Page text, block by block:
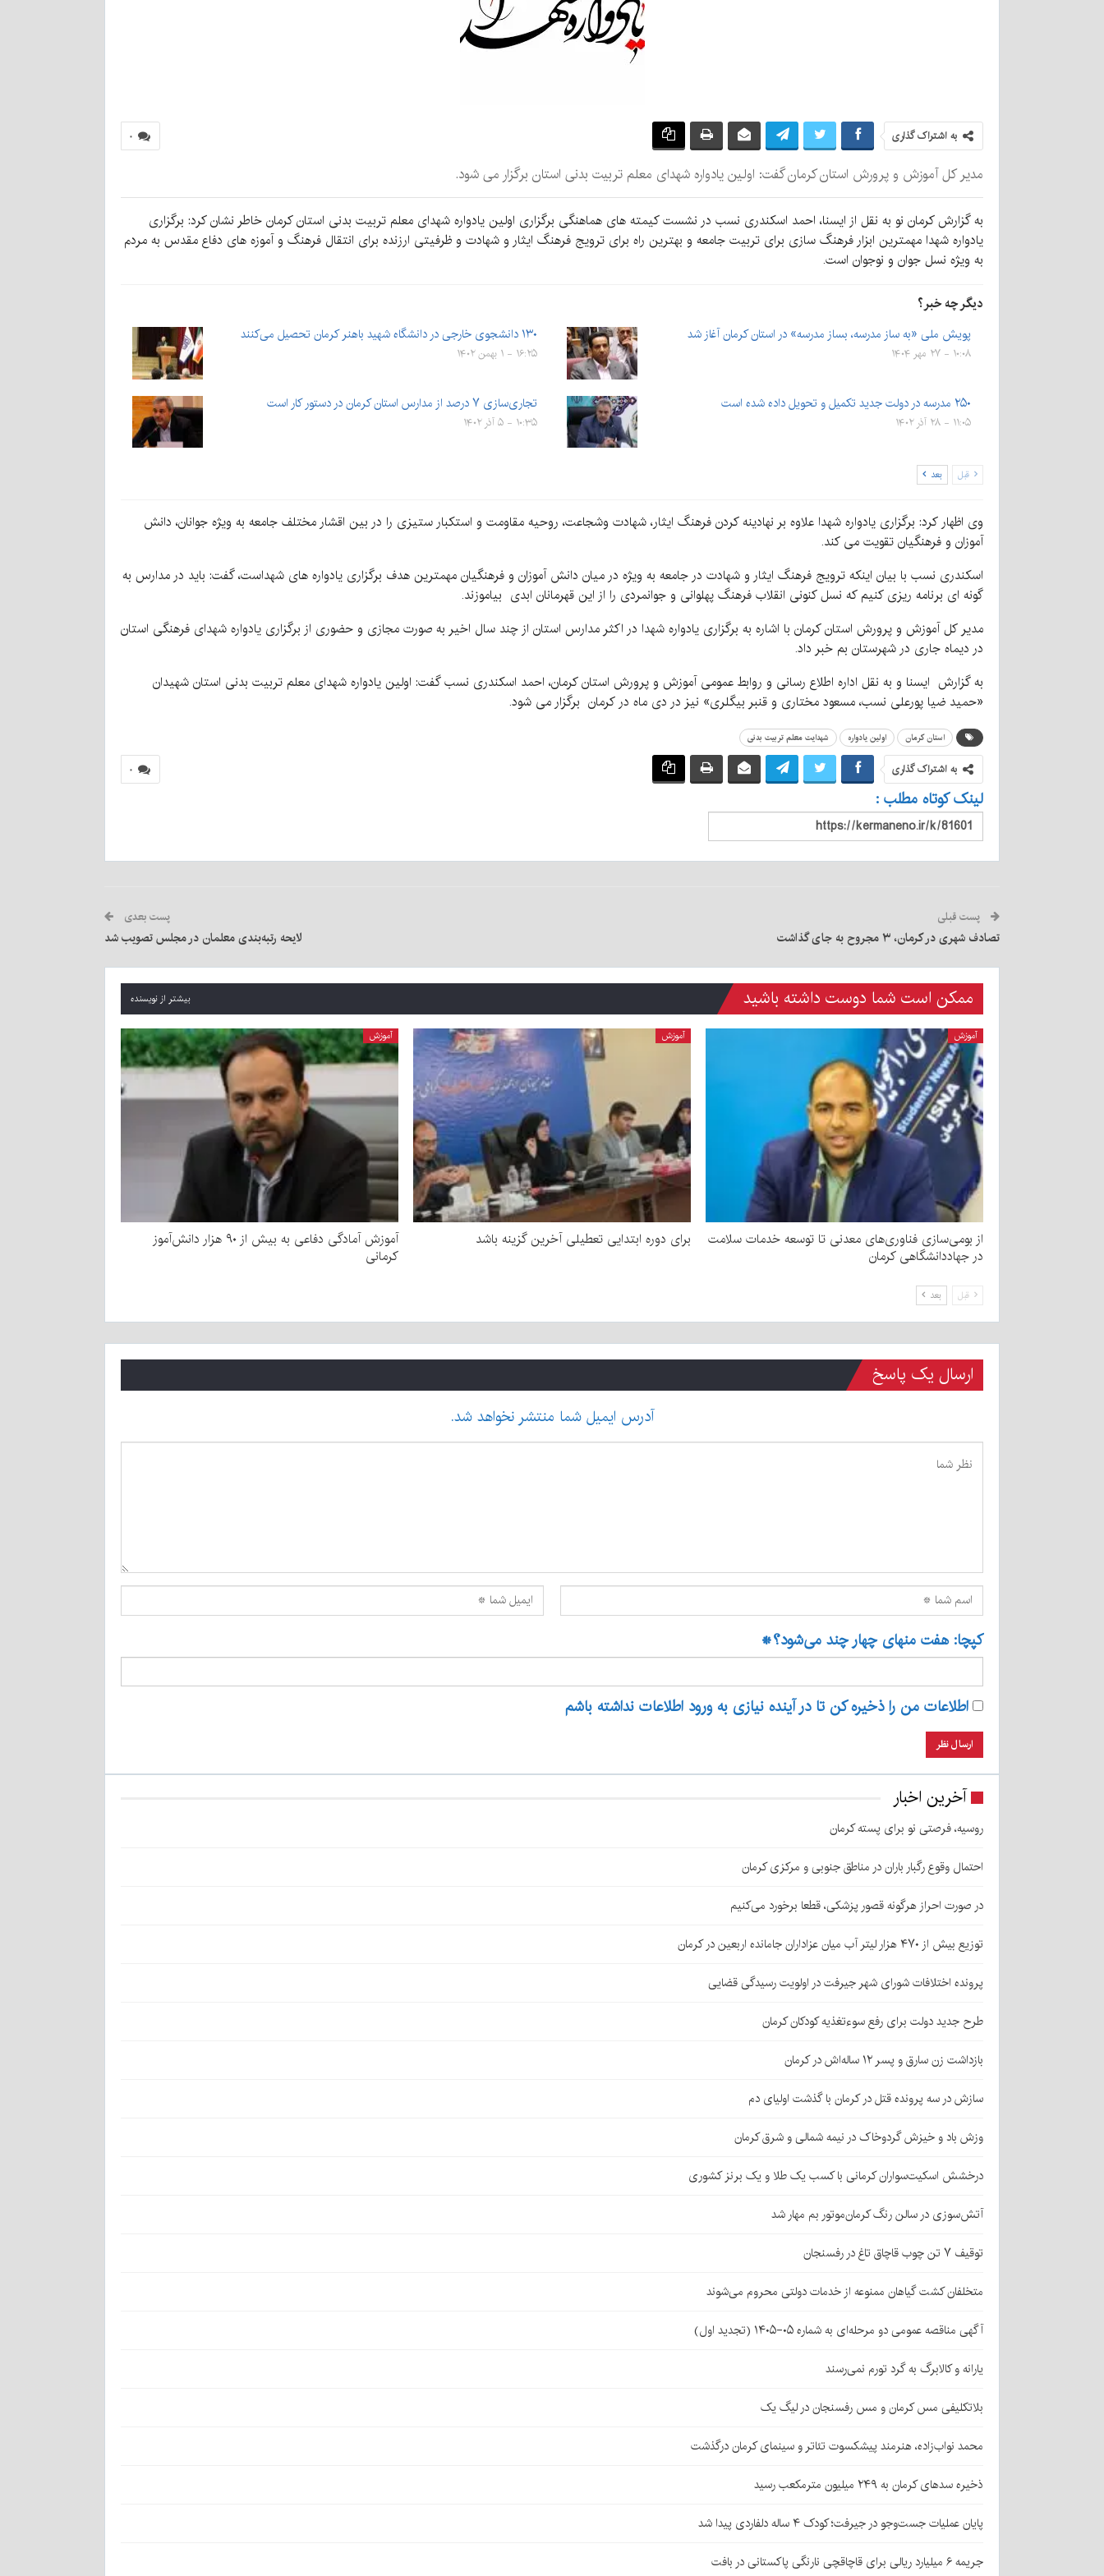
۰ به اشتراک گذاری
مدیر کل آموزش و پرورش استان کرمان گفت: اولین یادواره شهدای معلم تربیت بدنی استان برگزار می شود.
به گزارش کرمان نو به نقل از ایسنا، احمد اسکندری نسب در نشست کیمته های هماهنگی برگزاری اولین یادواره شهدای معلم تربیت بدنی استان کرمان خاطر نشان کرد: برگزاری
یادواره شهدا مهمترین ابزار فرهنگ سازی برای تربیت جامعه و بهترین راه برای ترویج فرهنگ ایثار و شهادت و ظرفیتی ارزنده برای انتقال فرهنگ و آموزه های دفاع مقدس به مردم
به ویژه نسل جوان و نوجوان است.
دیگر چه خبر؟
پویش ملی «به ساز مدرسه، بساز مدرسه» در استان کرمان آغاز شد
۱۰:۰۸ - ۲۷ مهر ۱۴۰۴
۱۳۰ دانشجوی خارجی در دانشگاه شهید باهنر کرمان تحصیل می‌کنند
۱۶:۲۵ - ۱ بهمن ۱۴۰۲
۲۵۰ مدرسه در دولت جدید تکمیل و تحویل داده شده است
۱۱:۰۵ - ۲۸ آذر ۱۴۰۲
تجاری‌سازی ۷ درصد از مدارس استان کرمان در دستور کار است
۱۰:۳۵ - ۵ آذر ۱۴۰۲
قبل بعد
وی اظهار کرد: برگزاری یادواره شهدا علاوه بر نهادینه کردن فرهنگ ایثار، شهادت وشجاعت، روحیه مقاومت و استکبار ستیزی را در بین اقشار مختلف جامعه به ویژه جوانان، دانش
آموزان و فرهنگیان تقویت می کند.
اسکندری نسب با بیان اینکه ترویج فرهنگ ایثار و شهادت در جامعه به ویژه در میان دانش آموزان و فرهنگیان مهمترین هدف برگزاری یادواره های شهداست، گفت: باید در مدارس به
گونه ای برنامه ریزی کنیم که نسل کنونی انقلاب فرهنگ پهلوانی و جوانمردی را از این قهرمانان ابدی بیاموزند.
مدیر کل آموزش و پرورش استان کرمان با اشاره به برگزاری یادواره شهدا در اکثر مدارس استان از چند سال اخیر به صورت مجازی و حضوری از برگزاری یادواره شهدای فرهنگی استان
در دیماه جاری در شهرستان بم خبر داد.
به گزارش ایسنا و به نقل اداره اطلاع رسانی و روابط عمومی آموزش و پرورش استان کرمان، احمد اسکندری نسب گفت: اولین یادواره شهدای معلم تربیت بدنی استان شهیدان
«حمید ضیا پورعلی نسب، مسعود مختاری و قنبر بیگلری» نیز در دی ماه در کرمان برگزار می شود.
استان کرمان اولین یادواره شهدایت معلم تربیت بدنی
۰ به اشتراک گذاری
لینک کوتاه مطلب :
پست قبلی
تصادف شهری در کرمان، ۳ مجروح به جای گذاشت
پست بعدی
لایحه رتبه‌بندی معلمان در مجلس تصویب شد
ممکن است شما دوست داشته باشید بیشتر از نویسنده
آموزش
از بومی‌سازی فناوری‌های معدنی تا توسعه خدمات سلامت
در جهاددانشگاهی کرمان
آموزش
برای دوره ابتدایی تعطیلی آخرین گزینه باشد
آموزش
آموزش آمادگی دفاعی به بیش از ۹۰ هزار دانش‌آموز
کرمانی
قبل بعد
ارسال یک پاسخ
آدرس ایمیل شما منتشر نخواهد شد.
کپچا: هفت منهای چهار چند می‌شود؟*
اطلاعات من را ذخیره کن تا در آینده نیازی به ورود اطلاعات نداشته باشم
آخرین اخبار
روسیه، فرصتی نو برای پسته کرمان
احتمال وقوع رگبار باران در مناطق جنوبی و مرکزی کرمان
در صورت احراز هرگونه قصور پزشکی، قطعا برخورد می‌کنیم
توزیع بیش از ۴۷۰ هزار لیتر آب میان عزاداران جامانده اربعین در کرمان
پرونده اختلافات شورای شهر جیرفت در اولویت رسیدگی قضایی
طرح جدید دولت برای رفع سوءتغذیه کودکان کرمان
بازداشت زن سارق و پسر ۱۲ ساله‌اش در کرمان
سازش در سه پرونده قتل در کرمان با گذشت اولیای دم
وزش باد و خیزش گردوخاک در نیمه شمالی و شرق کرمان
درخشش اسکیت‌سواران کرمانی با کسب یک طلا و یک برنز کشوری
آتش‌سوزی در سالن رنگ کرمان‌موتور بم مهار شد
توقیف ۷ تن چوب قاچاق تاغ در رفسنجان
متخلفان کشت گیاهان ممنوعه از خدمات دولتی محروم می‌شوند
آگهی مناقصه عمومی دو مرحله‌ای به شماره ۰۵-۱۴۰۵ (تجدید اول)
یارانه و کالابرگ به گرد تورم نمی‌رسند
بلاتکلیفی مس کرمان و مس رفسنجان در لیگ یک
محمد نواب‌زاده، هنرمند پیشکسوت تئاتر و سینمای کرمان درگذشت
ذخیره سدهای کرمان به ۲۴۹ میلیون مترمکعب رسید
پایان عملیات جست‌وجو در جیرفت؛ کودک ۴ ساله دلفاردی پیدا شد
جریمه ۶ میلیارد ریالی برای قاچاقچی نارنگی پاکستانی در بافت